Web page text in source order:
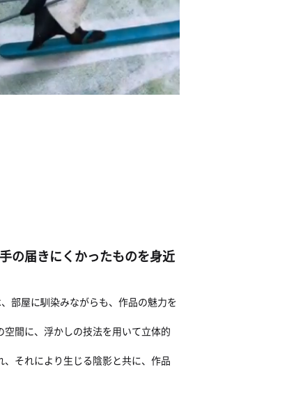
の届きにくかったものを身近
部屋に馴染みながらも、作品の魅力を
間に、浮かしの技法を用いて立体的
それにより生じる陰影と共に、作品